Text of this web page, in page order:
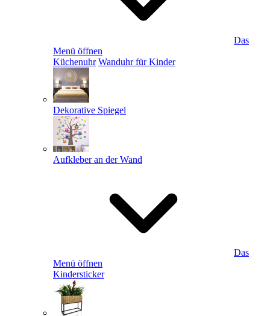
Das
Menü öffnen
Küchenuhr Wanduhr für Kinder
Dekorative Spiegel
Aufkleber an der Wand
Das
Menü öffnen
Kindersticker